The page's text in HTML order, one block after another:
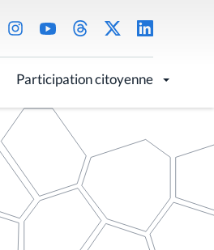
Participation citoyenne